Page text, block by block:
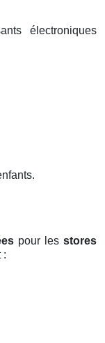
électroniques
pour lesstores
: